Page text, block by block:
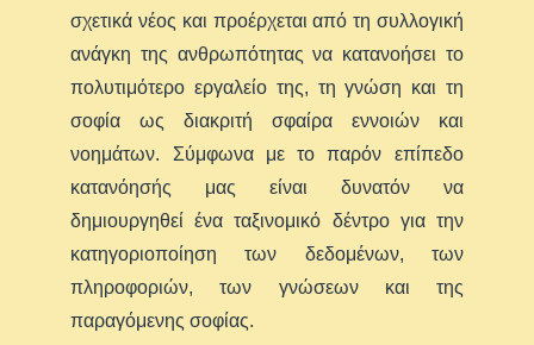
σχετικά νέος και προέρχεται από τη συλλογική
ανάγκη της ανθρωπότητας να κατανοήσει το
πολυτιμότερο εργαλείο της, τη γνώση και τη
σοφία ως διακριτή σφαίρα εννοιών και
νοημάτων. Σύμφωνα με το παρόν επίπεδο
κατανόησής μας είναι δυνατόν να
δημιουργηθεί ένα ταξινομικό δέντρο για την
κατηγοριοποίηση των δεδομένων, των
πληροφοριών, των γνώσεων και της
παραγόμενης σοφίας.